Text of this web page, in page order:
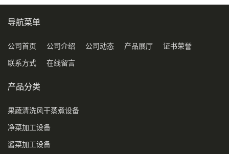
导航菜单
公司首页 公司介绍 公司动态 产品展厅 证书荣誉
联系方式 在线留言
产品分类
果蔬清洗风干蒸煮设备
净菜加工设备
酱菜加工设备